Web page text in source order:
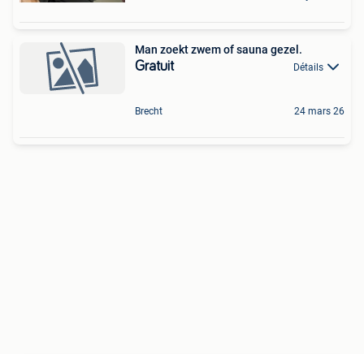
Man zoekt zwem of sauna gezel.
Gratuit Détails
Brecht 24 mars 26